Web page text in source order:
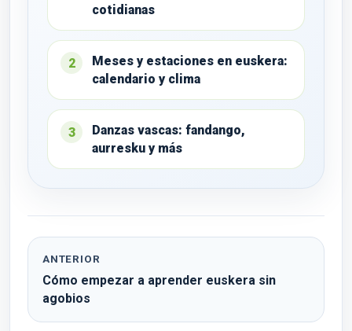
cotidianas
2
Meses y estaciones en euskera:
calendario y clima
3
Danzas vascas: fandango,
aurresku y más
ANTERIOR
Cómo empezar a aprender euskera sin
agobios